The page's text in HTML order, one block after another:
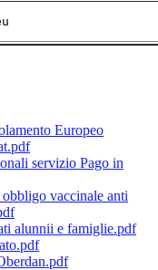
Europeo
servizio Pago in
vaccinale anti
alunnii e famiglie.pdf